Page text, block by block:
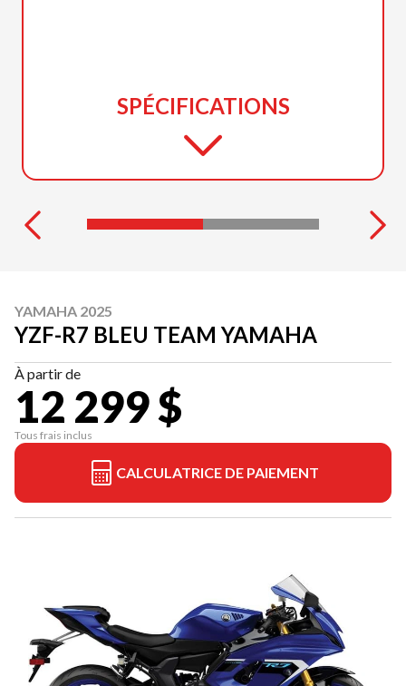
SPÉCIFICATIONS
YAMAHA 2025
YZF-R7 BLEU TEAM YAMAHA
À partir de
12 299 $
Tous frais inclus
CALCULATRICE DE PAIEMENT